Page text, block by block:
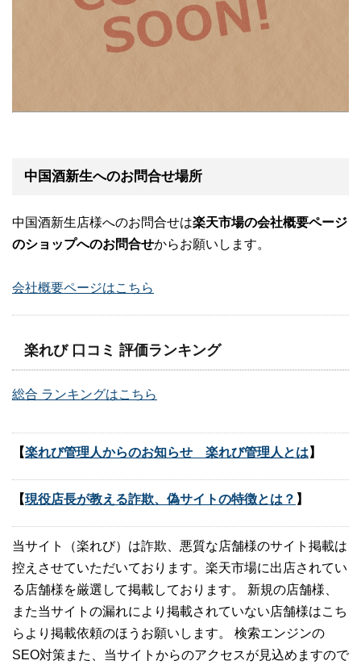
中国酒新生へのお問合せ場所
中国酒新生店様へのお問合せは楽天市場の会社概要ページ
のショップへのお問合せからお願いします。
会社概要ページはこちら
楽れび 口コミ 評価ランキング
総合 ランキングはこちら
【楽れび管理人からのお知らせ 楽れび管理人とは 】
【現役店長が教える詐欺、偽サイトの特徴とは？ 】
当サイト（楽れび）は詐欺、悪質な店舗様のサイト掲載は
控えさせていただいております。楽天市場に出店されてい
る店舗様を厳選して掲載しております。 新規の店舗様、
また当サイトの漏れにより掲載されていない店舗様はこち
らより掲載依頼のほうお願いします。 検索エンジンの
SEO対策また、当サイトからのアクセスが見込めますので